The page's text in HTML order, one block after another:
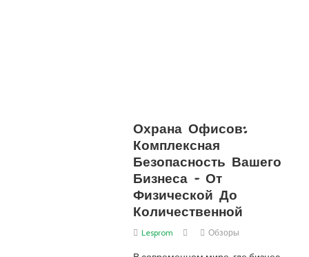
Охрана Офисов:
Комплексная
Безопасность Вашего
Бизнеса – От
Физической До
Количественной
Lesprom Обзоры